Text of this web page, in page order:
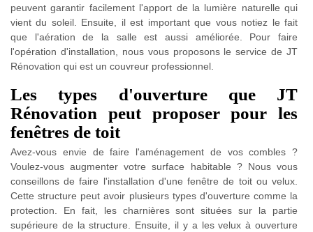
peuvent garantir facilement l'apport de la lumière naturelle qui
vient du soleil. Ensuite, il est important que vous notiez le fait
que l'aération de la salle est aussi améliorée. Pour faire
l'opération d'installation, nous vous proposons le service de JT
Rénovation qui est un couvreur professionnel.
Les types d'ouverture que JT
Rénovation peut proposer pour les
fenêtres de toit
Avez-vous envie de faire l'aménagement de vos combles ?
Voulez-vous augmenter votre surface habitable ? Nous vous
conseillons de faire l'installation d'une fenêtre de toit ou velux.
Cette structure peut avoir plusieurs types d'ouverture comme la
protection. En fait, les charnières sont situées sur la partie
supérieure de la structure. Ensuite, il y a les velux à ouverture